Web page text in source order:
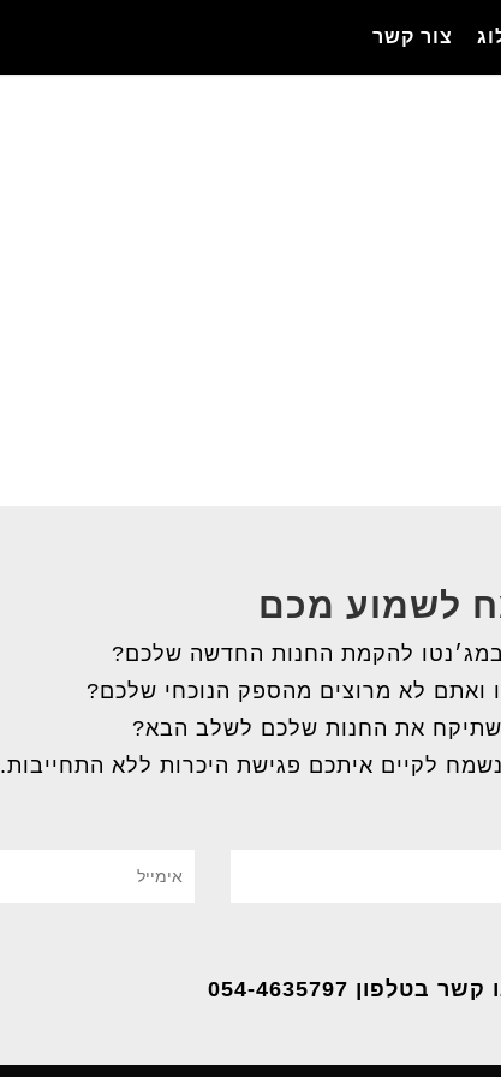
צור קשר
לשמוע מכם
להקמת החנות החדשה שלכם?
ואתם לא מרוצים מהספק הנוכחי שלכם?
שתיקח את החנות שלכם לשלב הבא?
לקיים איתכם פגישת היכרות ללא התחייבות.
054-4635797